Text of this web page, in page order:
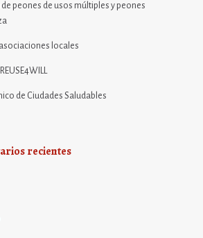
peones de usos múltiples y peones
locales
de Ciudades Saludables
recientes